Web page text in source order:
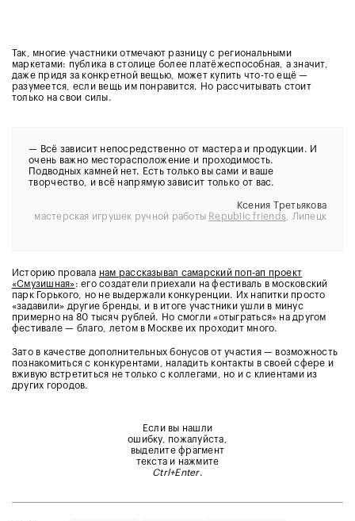
Так, многие участники отмечают разницу с региональными
маркетами: публика в столице более платёжеспособная, а значит,
даже придя за конкретной вещью, может купить что-то ещё —
разумеется, если вещь им понравится. Но рассчитывать стоит
только на свои силы.
— Всё зависит непосредственно от мастера и продукции. И
очень важно месторасположение и проходимость.
Подводных камней нет. Есть только вы сами и ваше
творчество, и всё напрямую зависит только от вас.
Ксения Третьякова
мастерская игрушек ручной работы Republic friends , Липецк
Историю провала нам рассказывал самарский поп-ап проект
«Смузишная» : его создатели приехали на фестиваль в московский
парк Горького, но не выдержали конкуренции. Их напитки просто
«задавили» другие бренды, и в итоге участники ушли в минус
примерно на 80 тысяч рублей. Но смогли «отыграться» на другом
фестивале — благо, летом в Москве их проходит много.
Зато в качестве дополнительных бонусов от участия — возможность
познакомиться с конкурентами, наладить контакты в своей сфере и
вживую встретиться не только с коллегами, но и с клиентами из
других городов.
Если вы нашли
ошибку, пожалуйста,
выделите фрагмент
текста и нажмите
Ctrl+Enter.